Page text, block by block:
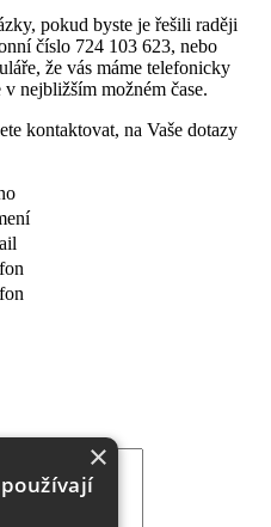
pokud byste je řešili raději
číslo 724 103 623, nebo
že vás máme telefonicky
nejbližším možném čase.
kontaktovat, na Vaše dotazy
×